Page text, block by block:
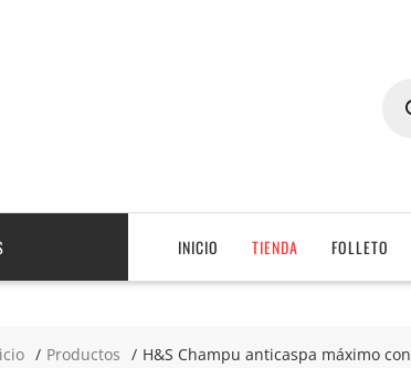
INICIO TIENDA FOLLETO
Productos H&S Champu anticaspa máximo